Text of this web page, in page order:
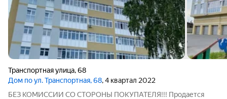
Транспортная улица,68
Дом по ул. Транспортная, 68, 4 квартал 2022
БЕЗ КОМИССИИ СО СТОРОНЫ ПОКУПАТЕЛЯ!!! Продается